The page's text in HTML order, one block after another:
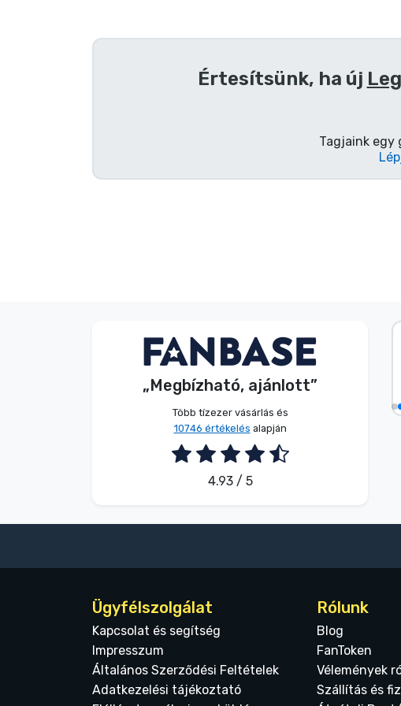
Értesítsünk, ha új
Tagjaink egy
„Megbízható, ajánlott”
Több tízezer vásárlás és
10746 értékelés alapján
4.93 / 5
Dávid Sulyok Vásárló
2026. 08. 08.
Ügyfélszolgálat
Kapcsolat és segítség
Impresszum
Általános Szerződési Feltételek
Adatkezelési tájékoztató
Rólunk
Blog
FanToken
Vélemények
Szállítás és